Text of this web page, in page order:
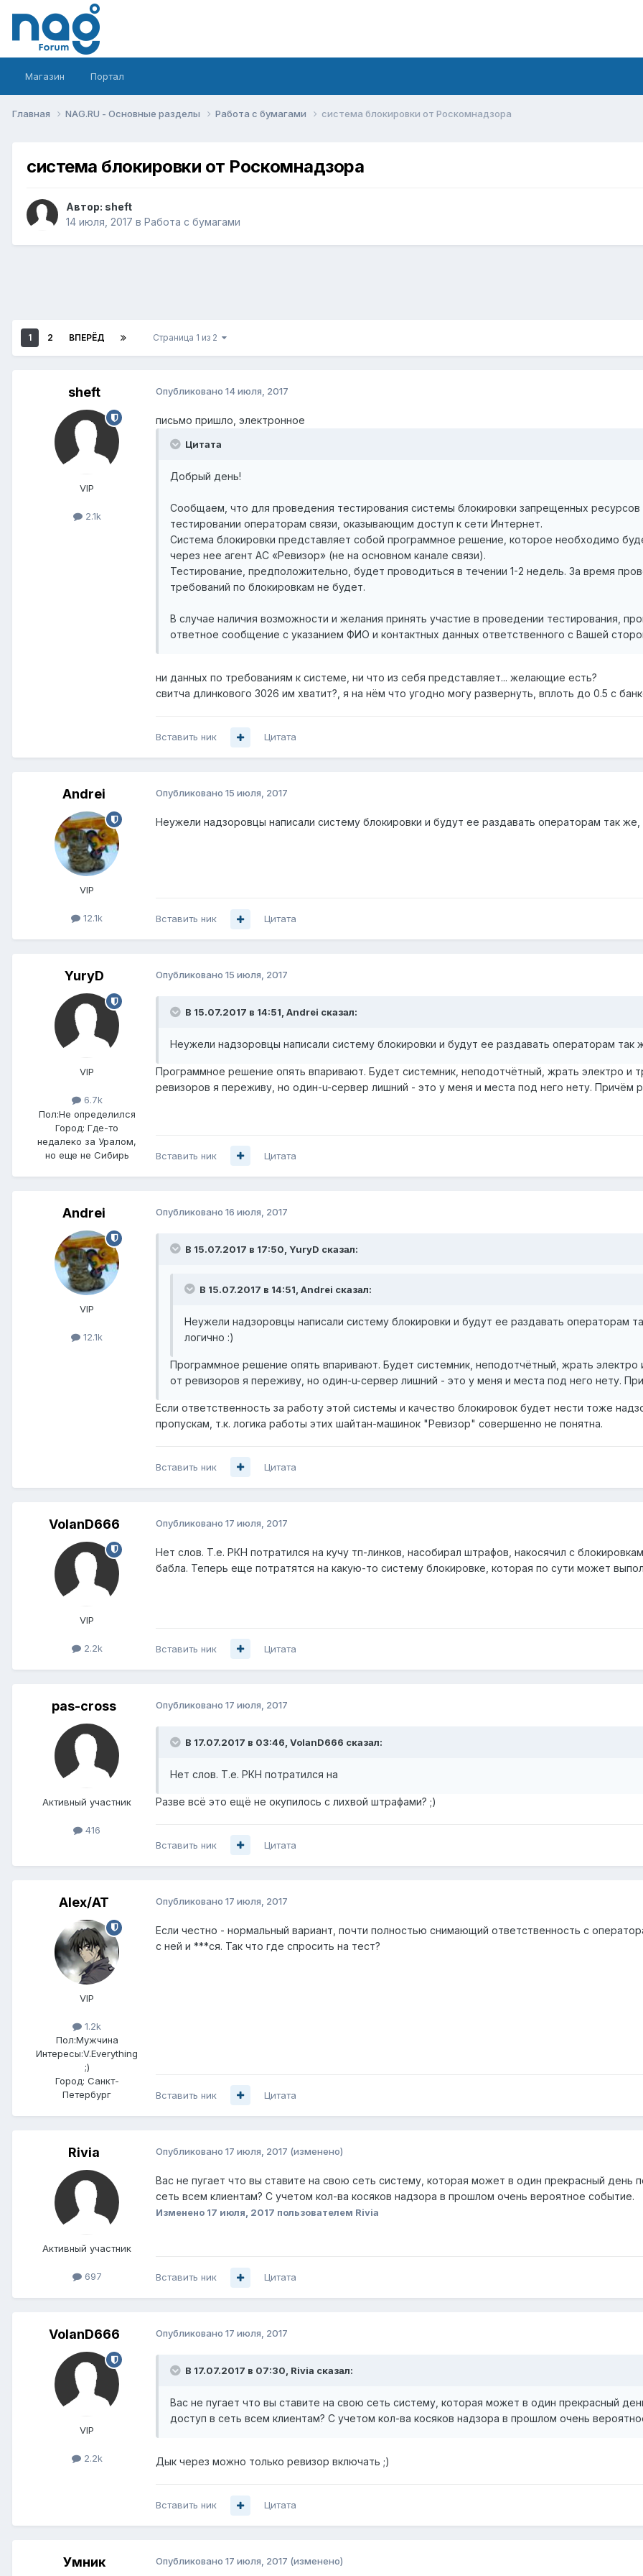
Магазин Портал
Главная NAG.RU - Основные разделы Работа с бумагами система блокировки от Роскомнадзора
система блокировки от Роскомнадзора
Автор: sheft
14 июля, 2017 в Работа с бумагами
1 2 ВПЕРЁД Страница 1 из 2
sheft
VIP
2.1k
Опубликовано 14 июля, 2017
письмо пришло, электронное
Цитата
Добрый день!
Сообщаем, что для проведения тестирования системы блокировки запрещенных ресурсов
тестировании операторам связи, оказывающим доступ к сети Интернет.
Система блокировки представляет собой программное решение, которое необходимо
через нее агент АС «Ревизор» (не на основном канале связи).
Тестирование, предположительно, будет проводиться в течении 1-2 недель. За время
требований по блокировкам не будет.
В случае наличия возможности и желания принять участие в проведении тестирования,
ответное сообщение с указанием ФИО и контактных данных ответственного с Вашей
ни данных по требованиям к системе, ни что из себя представляет... желающие есть?
свитча длинкового 3026 им хватит?, я на нём что угодно могу развернуть, вплоть до 0.5 с
Вставить ник Цитата
Andrei
VIP
12.1k
Опубликовано 15 июля, 2017
Неужели надзоровцы написали систему блокировки и будут ее раздавать операторам так
Вставить ник Цитата
YuryD
VIP
6.7k
Пол:Не определился
Город: Где-то
недалеко за Уралом,
но еще не Сибирь
Опубликовано 15 июля, 2017
В 15.07.2017 в 14:51, Andrei сказал:
Неужели надзоровцы написали систему блокировки и будут ее раздавать операторам
Программное решение опять впаривают. Будет системник, неподотчётный, жрать электро и
ревизоров я переживу, но один-u-сервер лишний - это у меня и места под него нету. Причём
Вставить ник Цитата
Andrei
VIP
12.1k
Опубликовано 16 июля, 2017
В 15.07.2017 в 17:50, YuryD сказал:
В 15.07.2017 в 14:51, Andrei сказал:
Неужели надзоровцы написали систему блокировки и будут ее раздавать операторам
логично :)
Программное решение опять впаривают. Будет системник, неподотчётный, жрать электро
от ревизоров я переживу, но один-u-сервер лишний - это у меня и места под него нету.
Если ответственность за работу этой системы и качество блокировок будет нести тоже
пропускам, т.к. логика работы этих шайтан-машинок "Ревизор" совершенно не понятна.
Вставить ник Цитата
VolanD666
VIP
2.2k
Опубликовано 17 июля, 2017
Нет слов. Т.е. РКН потратился на кучу тп-линков, насобирал штрафов, накосячил с
бабла. Теперь еще потратятся на какую-то систему блокировке, которая по сути может
Вставить ник Цитата
pas-cross
Активный участник
416
Опубликовано 17 июля, 2017
В 17.07.2017 в 03:46, VolanD666 сказал:
Нет слов. Т.е. РКН потратился на
Разве всё это ещё не окупилось с лихвой штрафами? ;)
Вставить ник Цитата
Alex/AT
VIP
1.2k
Пол:Мужчина
Интересы:V.Everything
;)
Город: Санкт-
Петербург
Опубликовано 17 июля, 2017
Если честно - нормальный вариант, почти полностью снимающий ответственность с
с ней и ***ся. Так что где спросить на тест?
Вставить ник Цитата
Rivia
Активный участник
697
Опубликовано 17 июля, 2017 (изменено)
Вас не пугает что вы ставите на свою сеть систему, которая может в один прекрасный день
сеть всем клиентам? С учетом кол-ва косяков надзора в прошлом очень вероятное событие.
Изменено 17 июля, 2017 пользователем Rivia
Вставить ник Цитата
VolanD666
VIP
2.2k
Опубликовано 17 июля, 2017
В 17.07.2017 в 07:30, Rivia сказал:
Вас не пугает что вы ставите на свою сеть систему, которая может в один прекрасный
доступ в сеть всем клиентам? С учетом кол-ва косяков надзора в прошлом очень
Дык через можно только ревизор включать ;)
Вставить ник Цитата
Умник Опубликовано 17 июля, 2017 (изменено)